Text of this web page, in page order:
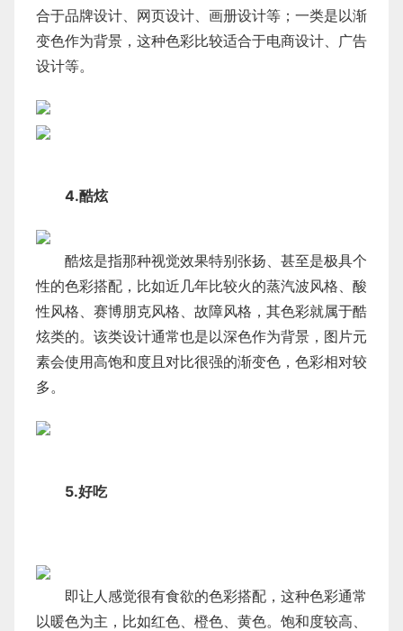
合于品牌设计、网页设计、画册设计等；一类是以渐
变色作为背景，这种色彩比较适合于电商设计、广告
设计等。
4.酷炫
酷炫是指那种视觉效果特别张扬、甚至是极具个
性的色彩搭配，比如近几年比较火的蒸汽波风格、酸
性风格、赛博朋克风格、故障风格，其色彩就属于酷
炫类的。该类设计通常也是以深色作为背景，图片元
素会使用高饱和度且对比很强的渐变色，色彩相对较
多。
5.好吃
即让人感觉很有食欲的色彩搭配，这种色彩通常
以暖色为主，比如红色、橙色、黄色。饱和度较高、